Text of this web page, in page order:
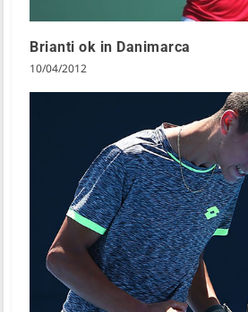
Brianti ok in Danimarca
10/04/2012